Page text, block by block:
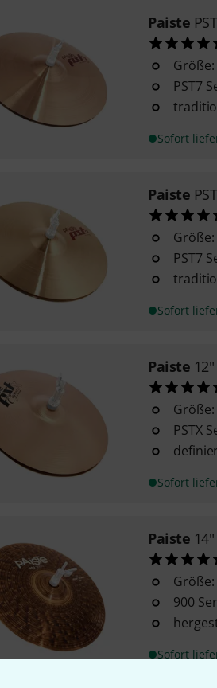
Paiste
Größe:
PST7
Sofort
Paiste
Größe:
PST7
Sofort
Paiste
Größe:
PSTX
Sofort
Paiste
Größe:
900
Sofort